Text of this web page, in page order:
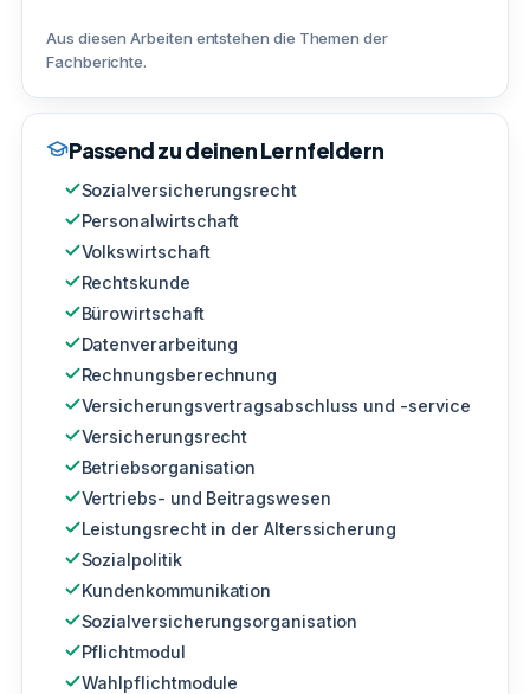
Aus diesen Arbeiten entstehen die Themen der
Fachberichte.
Passend zu deinen Lernfeldern
Sozialversicherungsrecht
Personalwirtschaft
Volkswirtschaft
Rechtskunde
Bürowirtschaft
Datenverarbeitung
Rechnungsberechnung
Versicherungsvertragsabschluss und -service
Versicherungsrecht
Betriebsorganisation
Vertriebs- und Beitragswesen
Leistungsrecht in der Alterssicherung
Sozialpolitik
Kundenkommunikation
Sozialversicherungsorganisation
Pflichtmodul
Wahlpflichtmodule